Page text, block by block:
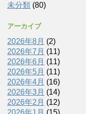
未分類 (80)
アーカイブ
2026年8月 (2)
2026年7月 (11)
2026年6月 (11)
2026年5月 (11)
2026年4月 (16)
2026年3月 (14)
2026年2月 (12)
2026年1月 (15)